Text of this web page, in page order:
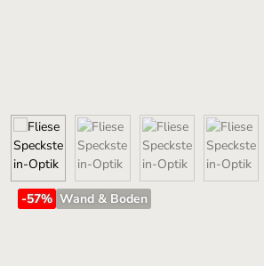
-57% Wand & Boden